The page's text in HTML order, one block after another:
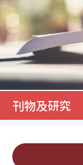
刊物及研究